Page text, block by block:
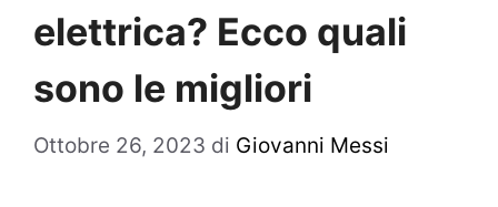
elettrica? Ecco quali
sono le migliori
Ottobre 26, 2023 di Giovanni Messi